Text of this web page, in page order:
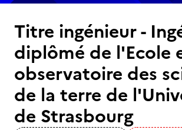
Titre ingénieur -
diplômé de l'Ecole
observatoire des
de la terre de
de Strasbourg